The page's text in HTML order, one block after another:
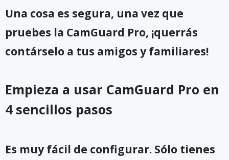
Una cosa es segura, una vez que
pruebes la CamGuard Pro, ¡querrás
contárselo a tus amigos y familiares!
Empieza a usar CamGuard Pro en
4 sencillos pasos
Es muy fácil de configurar. Sólo tienes